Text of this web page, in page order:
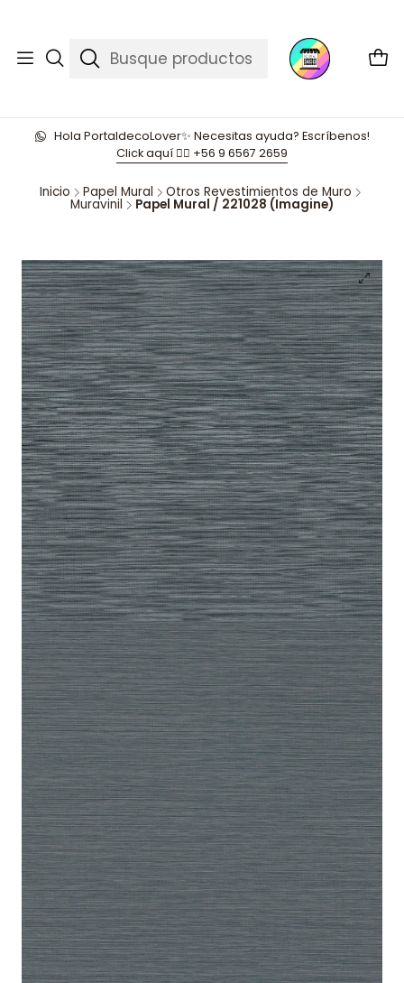
Hola PortaldecoLover✨ Necesitas ayuda? Escríbenos!
Click aquí 👉🏼 +56 9 6567 2659
Inicio Papel Mural Otros Revestimientos de Muro
Muravinil Papel Mural / 221028 (Imagine)